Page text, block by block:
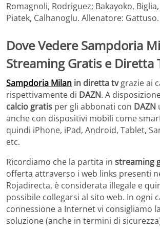
Romagnoli, Rodriguez; Bakayoko,
Piatek, Calhanoglu. Allenatore: Gattuso.
Dove VedereSampdoria
Streaming Gratis e Diretta
Sampdoria Milan in diretta tvgrazie ai
rispettivamente di DAZN. A
calcio gratis per gli abbonati con DAZN
anche con dispositivi mobili come
quindi iPhone, iPad, Android, Tablet,
etc.
Ricordiamo che la partita in streaming
offerta attraverso i web links presenti
Rojadirecta, è considerata illegale e
possibile collegarsi al sito web. In ogni
connessione a Internet vi consigliamo
soluzione (anche in termini di